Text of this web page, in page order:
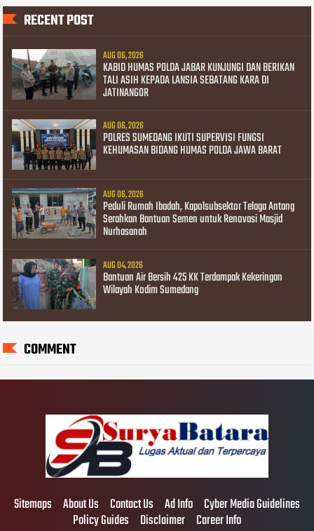
RECENT POST
AUG 06, 2026
KABID HUMAS POLDA JABAR KUNJUNGI DAN BERIKAN
TALI ASIH KEPADA LANSIA SEBATANG KARA DI
JATINANGOR
AUG 06, 2026
POLRES SUMEDANG IKUTI SUPERVISI FUNGSI
KEHUMASAN BIDANG HUMAS POLDA JAWA BARAT
AUG 06, 2026
Peduli Rumah Ibadah, Kapolsubsektor Telaga Antang
Serahkan Bantuan Semen untuk Renovasi Masjid
Nurhasanah
AUG 04, 2026
Bantuan Air Bersih 425 KK Terdampak Kekeringan
Wilayah Kodim Sumedang
COMMENT
Sitemaps About Us Contact Us Ad Info Cyber Media Guidelines
Policy Guides Disclaimer Career Info